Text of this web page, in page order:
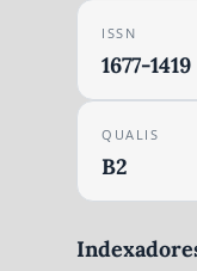
ISSN
1677-1419
QUALIS
B2